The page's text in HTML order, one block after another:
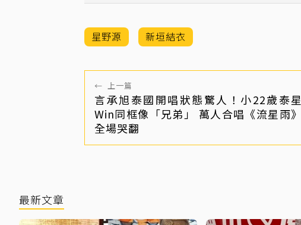
星野源 新垣結衣
← 上一篇
言承旭泰國開唱狀態驚人！小22歲泰星
Win同框像「兄弟」 萬人合唱《流星雨》
全場哭翻
最新文章